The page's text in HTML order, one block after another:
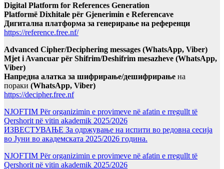
Digital Platform for References Generation
Platformë Dixhitale për Gjenerimin e Referencave
Дигитална платформа за генерирање на референци
https://reference.free.nf/
Advanced Cipher/Deciphering messages (WhatsApp, Viber)
Mjet i Avancuar për Shifrim/Deshifrim mesazheve (WhatsApp,
Viber)
Напредна алатка за шифрирање/дешифрирање на
пораки (WhatsApp, Viber)
https://decipher.free.nf
NJOFTIM Për organizimin e provimeve në afatin e rregullt të
Qershorit në vitin akademik 2025/2026
ИЗВЕСТУВАЊЕ За одржување на испити во редовна сесија
во Јуни во академската 2025/2026 година.
NJOFTIM Për organizimin e provimeve në afatin e rregullt të
Qershorit në vitin akademik 2025/2026